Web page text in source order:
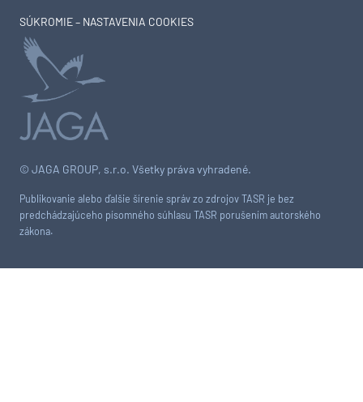
© JAGA GROUP, s.r.o. Všetky práva vyhradené.
Publikovanie alebo ďalšie šírenie správ zo zdrojov TASR je bez
predchádzajúceho písomného súhlasu TASR porušením autorského
zákona.
SÚKROMIE – NASTAVENIA COOKIES